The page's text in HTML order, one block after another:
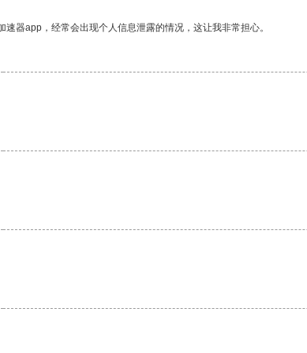
器app，经常会出现个人信息泄露的情况，这让我非常担心。